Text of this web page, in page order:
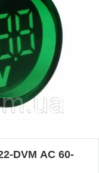
DVM АC 60-